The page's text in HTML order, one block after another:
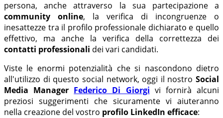
persona, anche attraverso la sua partecipazione a
community online, la verifica di incongruenze o
inesattezze tra il profilo professionale dichiarato e quello
effettivo, ma anche la verifica della correttezza dei
contatti professionali dei vari candidati.
Viste le enormi potenzialità che si nascondono dietro
all'utilizzo di questo social network, oggi il nostro Social
Media Manager Federico Di Giorgi vi fornirà alcuni
preziosi suggerimenti che sicuramente vi aiuteranno
nella creazione del vostro profilo LinkedIn efficace: